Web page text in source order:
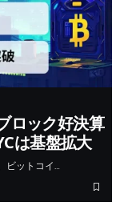
ロック好決算
は基盤拡大
ビットコイ…